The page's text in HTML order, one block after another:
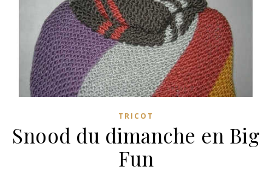
TRICOT
Snood du dimanche en Big
Fun